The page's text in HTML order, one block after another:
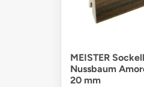
MEISTER
Nussbaum
20 mm